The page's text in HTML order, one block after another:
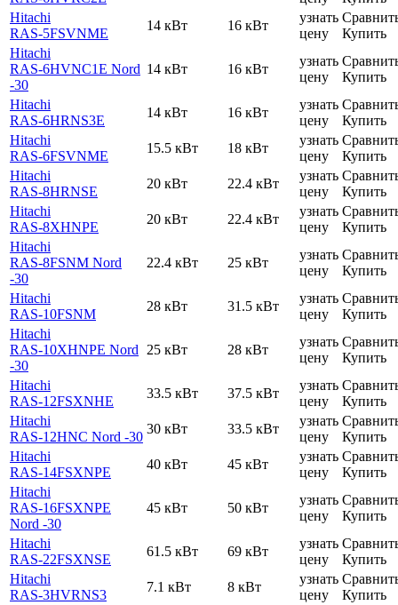
Hitachi
RAS-5FSVNME
14 кВт 16 кВт
узнать
цену
Купить
Hitachi
RAS-6HVNC1E Nord
-30
14 кВт 16 кВт
узнать
цену
Купить
Hitachi
RAS-6HRNS3E
14 кВт 16 кВт
узнать
цену
Купить
Hitachi
RAS-6FSVNME
15.5 кВт 18 кВт
узнать
цену
Купить
Hitachi
RAS-8HRNSE
20 кВт 22.4 кВт
узнать
цену
Купить
Hitachi
RAS-8XHNPE
20 кВт 22.4 кВт
узнать
цену
Купить
Hitachi
RAS-8FSNM Nord
-30
22.4 кВт 25 кВт
узнать
цену
Купить
Hitachi
RAS-10FSNM
28 кВт 31.5 кВт
узнать
цену
Купить
Hitachi
RAS-10XHNPE Nord
-30
25 кВт 28 кВт
узнать
цену
Купить
Hitachi
RAS-12FSXNHE
33.5 кВт 37.5 кВт
узнать
цену
Купить
Hitachi
RAS-12HNC Nord -30
30 кВт 33.5 кВт
узнать
цену
Купить
Hitachi
RAS-14FSXNPE
40 кВт 45 кВт
узнать
цену
Купить
Hitachi
RAS-16FSXNPE
Nord -30
45 кВт 50 кВт
узнать
цену
Купить
Hitachi
RAS-22FSXNSE
61.5 кВт 69 кВт
узнать
цену
Купить
Hitachi
RAS-3HVRNS3
7.1 кВт 8 кВт
узнать
цену
Купить